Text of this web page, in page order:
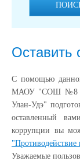
Оставить
С помощью
МАОУ "СОШ №8
Улан-Удэ"
оставленный
коррупции вы
"Противодействие
Уважаемые